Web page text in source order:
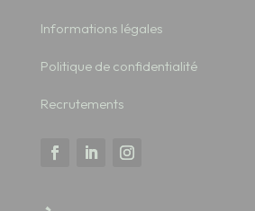
Informations légales
Politique de confidentialité
Recrutements